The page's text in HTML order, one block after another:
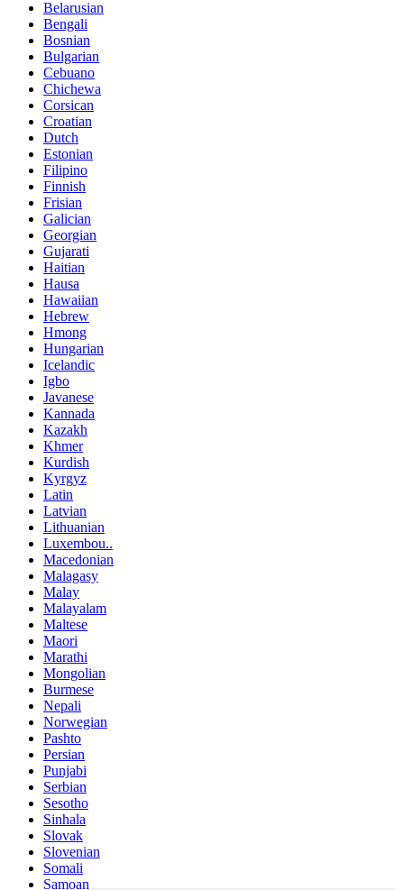
Belarusian
Bengali
Bosnian
Bulgarian
Cebuano
Chichewa
Corsican
Croatian
Dutch
Estonian
Filipino
Finnish
Frisian
Galician
Georgian
Gujarati
Haitian
Hausa
Hawaiian
Hebrew
Hmong
Hungarian
Icelandic
Igbo
Javanese
Kannada
Kazakh
Khmer
Kurdish
Kyrgyz
Latin
Latvian
Lithuanian
Luxembou..
Macedonian
Malagasy
Malay
Malayalam
Maltese
Maori
Marathi
Mongolian
Burmese
Nepali
Norwegian
Pashto
Persian
Punjabi
Serbian
Sesotho
Sinhala
Slovak
Slovenian
Somali
Samoan